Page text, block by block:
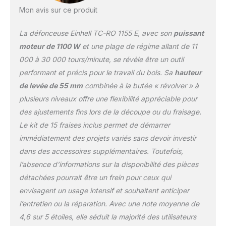
Mon avis sur ce produit
La défonceuse Einhell TC-RO 1155 E, avec son puissant
moteur de 1100 Wet une plage de régime allant de 11
000 à 30 000 tours/minute, se révèle être un outil
performant et précis pour le travail du bois. Sa hauteur
de levée de 55 mmcombinée à la butée « révolver » à
plusieurs niveaux offre une flexibilité appréciable pour
des ajustements fins lors de la découpe ou du fraisage.
Le kit de 15 fraises inclus permet de démarrer
immédiatement des projets variés sans devoir investir
dans des accessoires supplémentaires. Toutefois,
l’absence d’informations sur la disponibilité des pièces
détachées pourrait être un frein pour ceux qui
envisagent un usage intensif et souhaitent anticiper
l’entretien ou la réparation. Avec une note moyenne de
4,6 sur 5 étoiles, elle séduit la majorité des utilisateurs